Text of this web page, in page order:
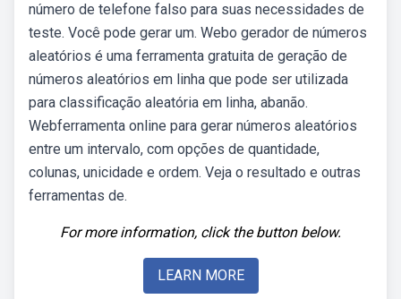
número de telefone falso para suas necessidades de
teste. Você pode gerar um. Webo gerador de números
aleatórios é uma ferramenta gratuita de geração de
números aleatórios em linha que pode ser utilizada
para classificação aleatória em linha, abanão.
Webferramenta online para gerar números aleatórios
entre um intervalo, com opções de quantidade,
colunas, unicidade e ordem. Veja o resultado e outras
ferramentas de.
For more information, click the button below.
LEARN MORE